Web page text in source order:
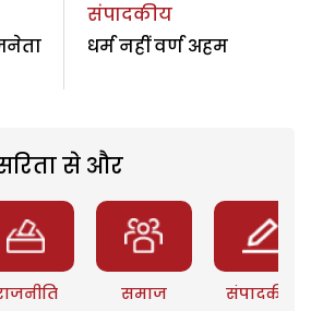
संपादकीय
धर्म नहीं वर्ण अहम
से और
समाज संपादकीय